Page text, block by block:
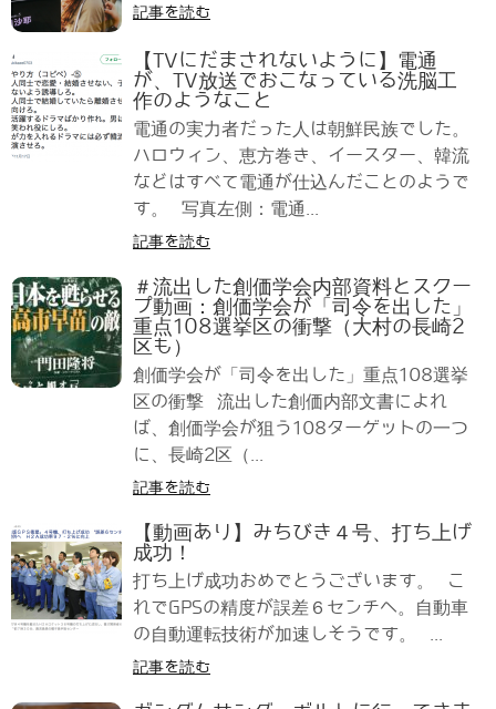
記事を読む
【TVにだまされないように】電通
が、TV放送でおこなっている洗脳工
作のようなこと
電通の実力者だった人は朝鮮民族でした。
ハロウィン、恵方巻き、イースター、韓流
などはすべて電通が仕込んだことのようで
す。 写真左側：電通...
記事を読む
＃流出した創価学会内部資料とスクー
プ動画：創価学会が「司令を出した」
重点108選挙区の衝撃（大村の長崎2
区も）
創価学会が「司令を出した」重点108選挙
区の衝撃 流出した創価内部文書によれ
ば、創価学会が狙う108ターゲットの一つ
に、長崎2区（...
記事を読む
【動画あり】みちびき４号、打ち上げ
成功！
打ち上げ成功おめでとうございます。 こ
れでGPSの精度が誤差６センチへ。自動車
の自動運転技術が加速しそうです。 ...
記事を読む